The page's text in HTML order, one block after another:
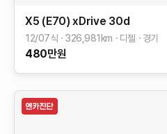
X5 (E70) xDrive 30d
12/07식 326,981 km 디젤 경기
480만원